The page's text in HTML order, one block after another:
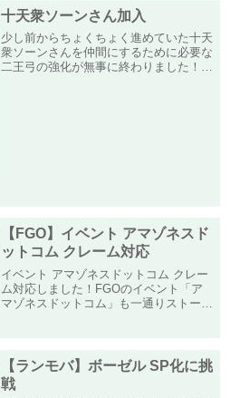
十天衆ソーンさん加入
少し前からちょくちょく進めていた十天
衆ソーンさんを仲間にするために必要な
二王弓の強化が無事に終わりました！次
【FGO】イベント アマゾネスド
ットコム クレーム対応
イベント アマゾネスドットコム クレー
ム対応しました！FGOのイベント「ア
マゾネスドットコム」も一通りストーリ
ています！そんな中、こ...
【ランモバ】ボーゼル SP化に挑
戦